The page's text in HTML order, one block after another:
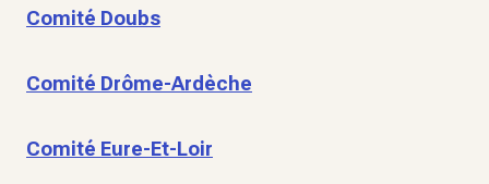
Comité Doubs
Comité Drôme-Ardèche
Comité Eure-Et-Loir